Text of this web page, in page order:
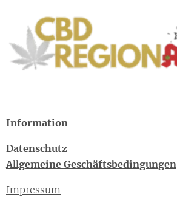
Information
Datenschutz
Allgemeine Geschäftsbedingungen
Impressum